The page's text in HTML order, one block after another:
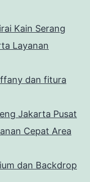
Kain Serang
Layanan
dan fitura
Jakarta Pusat
Cepat Area
dan Backdrop